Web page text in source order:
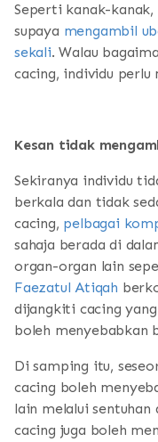
Seperti kanak-
supaya mengambil
sekali. Walau
cacing, individu perlu
Kesan tidak
Sekiranya individu
berkala dan tidak
cacing, pelbagai
sahaja berada di
organ-organ lain
Faezatul Atiqah
dijangkiti cacing
boleh menyebabkan
Di samping itu,
cacing boleh
lain melalui sentuhan
cacing juga boleh